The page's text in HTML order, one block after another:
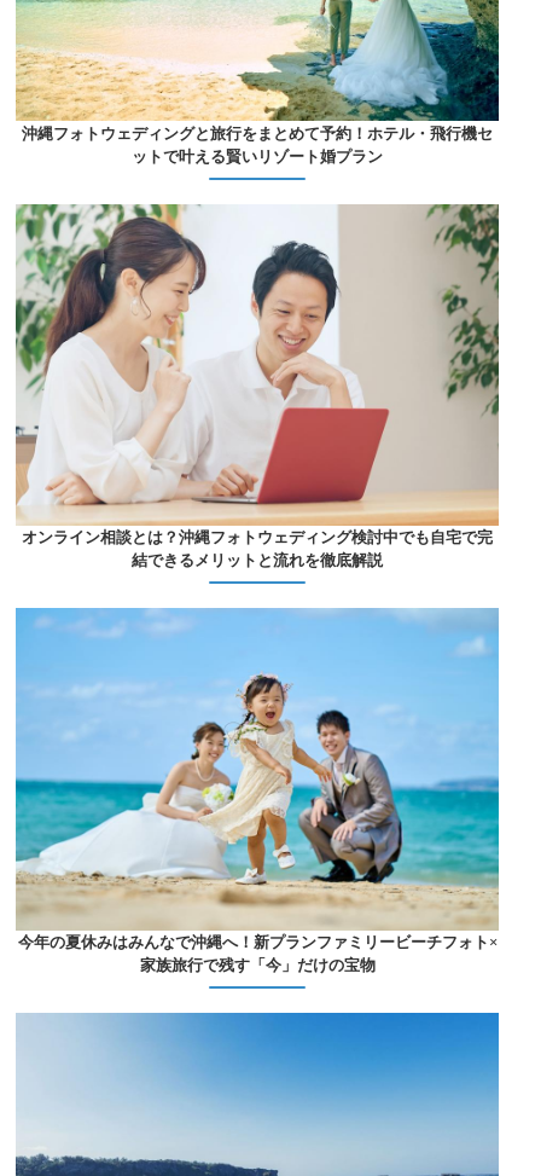
沖縄フォトウェディングと旅行をまとめて予約！ホテル・飛行機セ
ットで叶える賢いリゾート婚プラン
オンライン相談とは？沖縄フォトウェディング検討中でも自宅で完
結できるメリットと流れを徹底解説
今年の夏休みはみんなで沖縄へ！新プランファミリービーチフォト×
家族旅行で残す「今」だけの宝物